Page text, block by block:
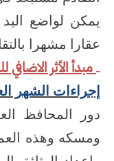
يمكن لواضع
عقارا مشهرا
ـمبدأ الأثر الاضافي
إجراءات الشهر
دور المحافظ
ومسكه وهذه